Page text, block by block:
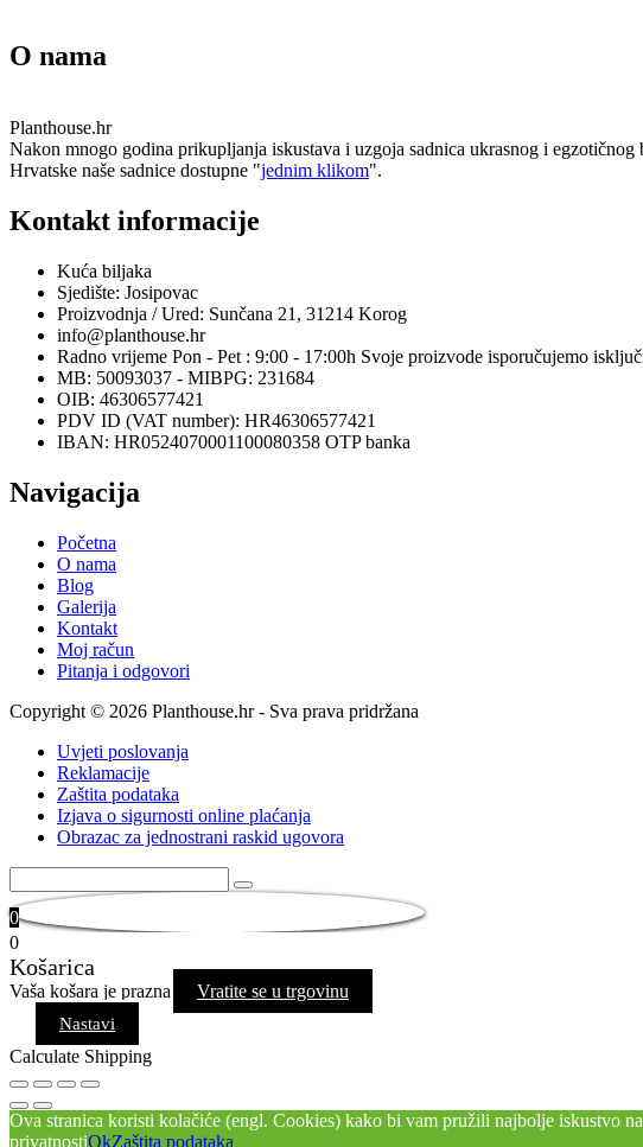
O nama
Planthouse.hr
Nakon mnogo godina prikupljanja iskustava i uzgoja sadnica ukrasnog i
Hrvatske naše sadnice dostupne "jednim klikom".
Kontakt informacije
Kuća biljaka
Sjedište: Josipovac
Proizvodnja / Ured: Sunčana 21, 31214 Korog
info@planthouse.hr
Radno vrijeme Pon - Pet : 9:00 - 17:00h Svoje proizvode isporučujemo
MB: 50093037 - MIBPG: 231684
OIB: 46306577421
PDV ID (VAT number): HR46306577421
IBAN: HR0524070001100080358 OTP banka
Navigacija
Početna
O nama
Blog
Galerija
Kontakt
Moj račun
Pitanja i odgovori
Copyright © 2026 Planthouse.hr - Sva prava pridržana
Uvjeti poslovanja
Reklamacije
Zaštita podataka
Izjava o sigurnosti online plaćanja
Obrazac za jednostrani raskid ugovora
0
0
Košarica
Vaša košara je prazna Vratite se u trgovinu
Nastavi
Calculate Shipping
Ova stranica koristi kolačiće (engl. Cookies) kako bi vam pružili najbolje iskustvo
privatnostiOkZaštita podataka